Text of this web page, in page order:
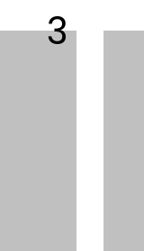
3